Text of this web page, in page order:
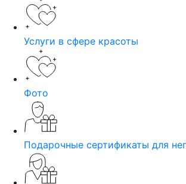
Услуги в сфере красоты
Фото
Подарочные сертификаты для